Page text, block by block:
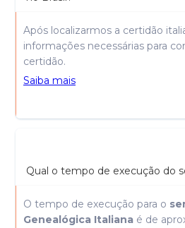
Após localizarmos a certidão
informações necessárias para
certidão.
Saiba mais
Qual o tempo de execução do
O tempo de execução para o
Genealógica Italiana é de